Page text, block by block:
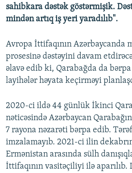
sahibkara dəstək göstərmişik.
mindən artıq iş yeri yaradılıb".
Avropa İttifaqının Azərbaycanda
prosesinə dəstəyini davam
əlavə edib ki, Qarabağda da
layihələr həyata keçirməyi
2020-ci ildə 44 günlük İkinci
nəticəsində Azərbaycan
7 rayona nəzarəti bərpa edib.
imzalamayıb. 2021-ci ilin
Ermənistan arasında sülh
İttifaqının vasitəçiliyi ilə